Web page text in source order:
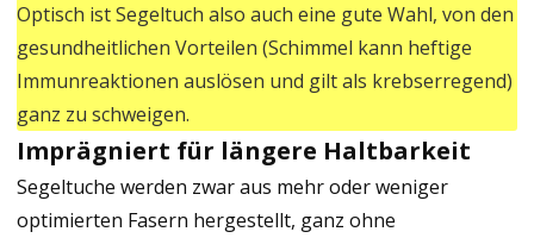
Optisch ist Segeltuch also auch eine gute Wahl, von den
gesundheitlichen Vorteilen (Schimmel kann heftige
Immunreaktionen auslösen und gilt als krebserregend)
ganz zu schweigen.
Imprägniert für längere Haltbarkeit
Segeltuche werden zwar aus mehr oder weniger
optimierten Fasern hergestellt, ganz ohne